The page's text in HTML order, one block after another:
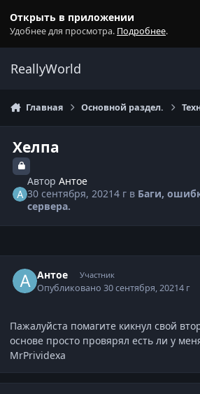
Открыть в приложении
Удобнее для просмотра. Подробнее.
ReallyWorld
Главная Основной раздел.
Хелпа
АвторАнтое
30 сентября, 20214 г в Баги,
сервера.
Антое Участник
Опубликовано30 сентября, 20214 г
Пажалуйста помагите кикнул свой
основе просто провярял есть ли у
MrPrividexa